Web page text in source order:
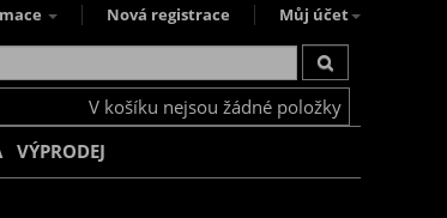
Nová registrace Můj účet
V košíku nejsou žádné položky
VÝPRODEJ